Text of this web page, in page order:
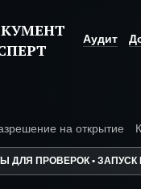
Аудит
на открытие
ДЛЯ ПРОВЕРОК •